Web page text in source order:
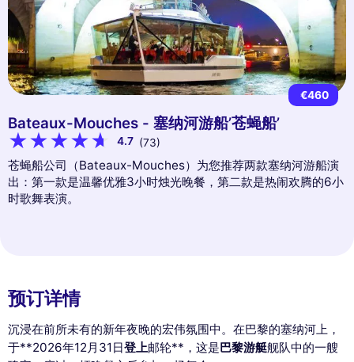
€460
Bateaux-Mouches - 塞纳河游船’苍蝇船’
4.7 (73)
苍蝇船公司（Bateaux-Mouches）为您推荐两款塞纳河游船演
出：第一款是温馨优雅3小时烛光晚餐，第二款是热闹欢腾的6小
时歌舞表演。
预订详情
沉浸在前所未有的新年夜晚的宏伟氛围中。在巴黎的塞纳河上，
于**2026年12月31日登上邮轮**，这是巴黎游艇舰队中的一艘